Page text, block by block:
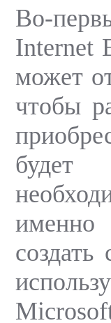
Во-
Internet
может
чтобы
будет
именно